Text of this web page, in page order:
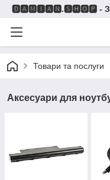
🅳🅰🅼🅸🅰🅽.🆂🅷🅾🅿 -
Товари та послуги
Аксесуари для